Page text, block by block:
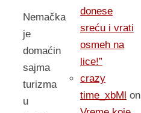
Nemačka
je
domaćin
sajma
turizma
u
donese
sreću i vrati
osmeh na
lice!”
crazy
time_xbMl on